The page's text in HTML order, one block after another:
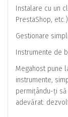
Instalare cu un
PrestaShop, etc.)
Gestionare
Instrumente de
Megahost pune
instrumente,
permițându-ți
adevărat: